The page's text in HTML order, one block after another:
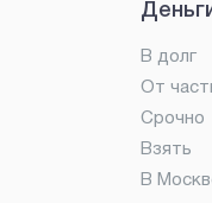
В долг
От
Срочно
Взять
В